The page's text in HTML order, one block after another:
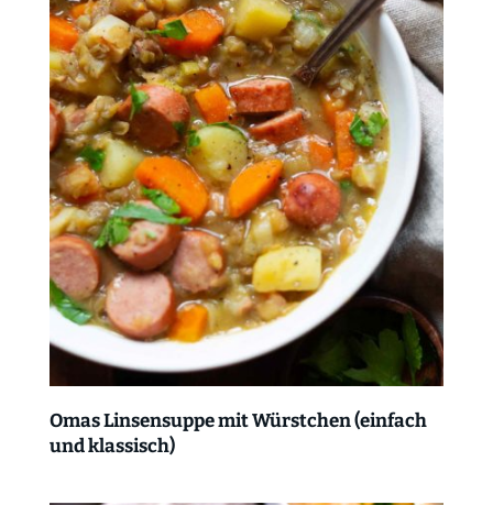
Omas Linsensuppe mit Würstchen (einfach
und klassisch)